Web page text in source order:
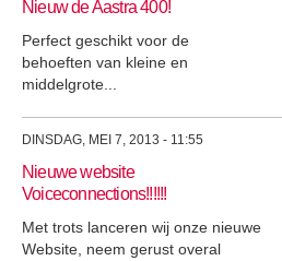
Nieuw de Aastra 400!
Perfect geschikt voor de
behoeften van kleine en
middelgrote...
DINSDAG, MEI 7, 2013 - 11:55
Nieuwe website
Voiceconnections!!!!!!
Met trots lanceren wij onze nieuwe
Website, neem gerust overal